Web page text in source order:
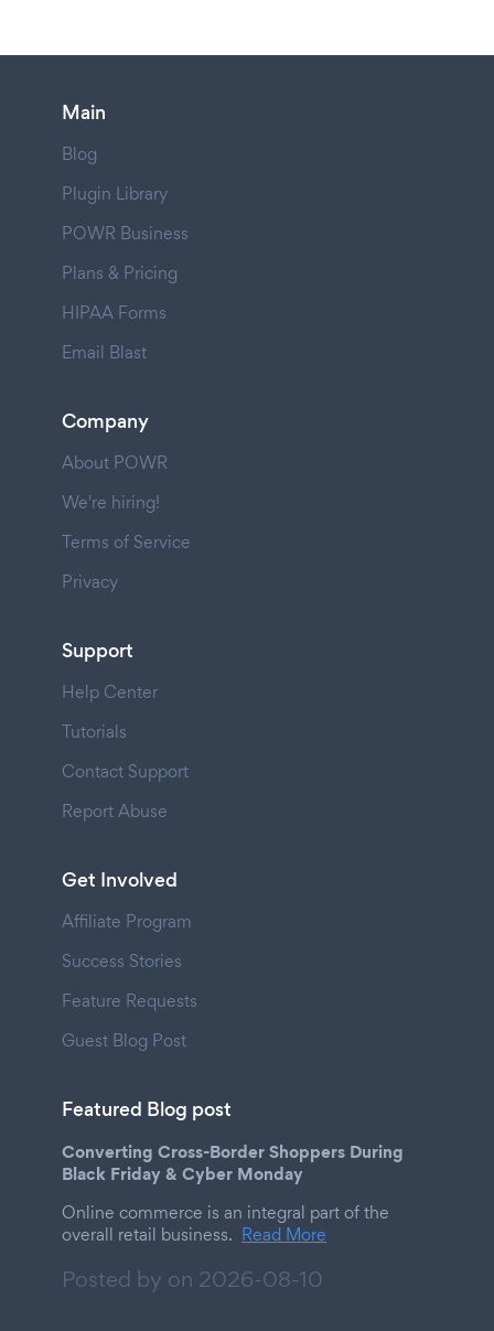
Main
Blog
Plugin Library
POWR Business
Plans & Pricing
HIPAA Forms
Email Blast
Company
About POWR
We're hiring!
Terms of Service
Privacy
Support
Help Center
Tutorials
Contact Support
Report Abuse
Get Involved
Affiliate Program
Success Stories
Feature Requests
Guest Blog Post
Featured Blog post
Converting Cross-Border Shoppers During
Black Friday & Cyber Monday
Online commerce is an integral part of the
overall retail business. Read More
Posted by on 2026-08-10